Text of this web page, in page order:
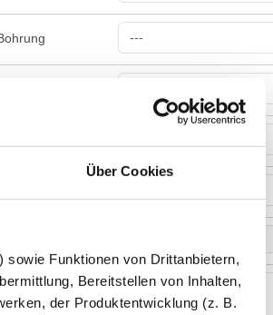
Über Cookies
Funktionen von Drittanbietern,
Bereitstellen von Inhalten,
der Produktentwicklung (z. B.